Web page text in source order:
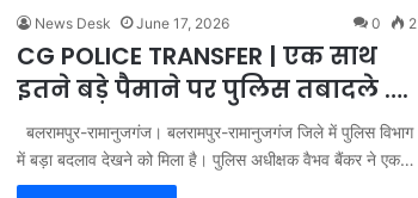
News Desk June 17, 2026 0 2
CG POLICE TRANSFER | एक साथ
इतने बड़े पैमाने पर पुलिस तबादले ….
बलरामपुर-रामानुजगंज। बलरामपुर-रामानुजगंज जिले में पुलिस विभाग
में बड़ा बदलाव देखने को मिला है। पुलिस अधीक्षक वैभव बैंकर ने एक…